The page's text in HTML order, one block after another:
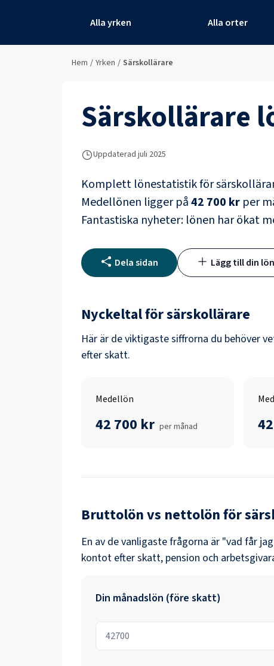
Alla yrken Alla orter
Hem / Yrken / Särskollärare
Särskollärare
Uppdaterad juli 2025
Komplett lönestatistik för
Medellönen ligger på42 700 kr per
Fantastiska nyheter: lönen har ökat
Dela sidan Lägg till din lön
Nyckeltal försärskollärare
Här är de viktigaste siffrorna du behöver
efter skatt.
Medellön
42 700 kr per månad
Bruttolön vs nettolön för
En av de vanligaste frågorna är "vad får
kontot efter skatt, pension och
Din månadslön (före skatt)